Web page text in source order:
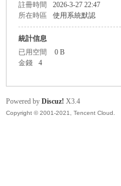
註冊時間
2026-3-27 22:47
所在時區
使用系統默認
統計信息
已用空間
0 B
金錢
4
Powered by Discuz! X3.4
Copyright © 2001-2021, Tencent Cloud.